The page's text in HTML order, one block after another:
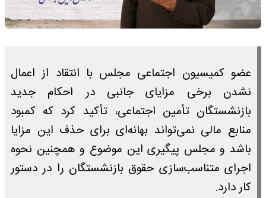
عضو کمیسیون اجتماعی مجلس با انتقاد از اعمال
نشدن برخی مزایای جانبی در احکام جدید
بازنشستگان تأمین اجتماعی، تأکید کرد که کمبود
منابع مالی نمی‌تواند بهانه‌ای برای حذف این مزایا
باشد و مجلس پیگیری این موضوع و همچنین نحوه
اجرای متناسب‌سازی حقوق بازنشستگان را در دستور
کار دارد.